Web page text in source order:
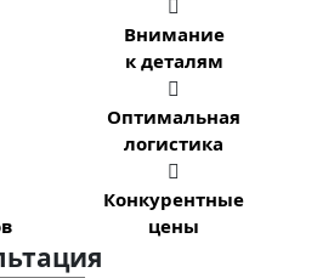

Внимание
к деталям

Оптимальная
логистика

Конкурентные
цены